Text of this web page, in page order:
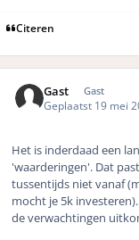
Citeren
Gast Gast
Geplaatst 19 mei
Het is inderdaad een
'waarderingen'. Dat
tussentijds niet vanaf
mocht je 5k
de verwachtingen